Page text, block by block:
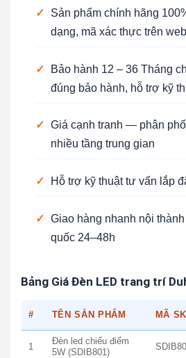
✓
Sản phẩm chính hãng
dạng, mã xác thực trên
✓
Bảo hành 12 – 36 Tháng
đúng bảo hành, hỗ trợ kỹ
✓ Giá cạnh tranh — phân
nhiều tầng trung gian
✓ Hỗ trợ kỹ thuật tư vấn lắp
✓ Giao hàng nhanh nội
quốc 24–48h
Bảng Giá Đèn LED trang trí
# TÊN SẢN PHẨM MÃ
1
Đèn led chiếu điểm
5W (SDIB801)